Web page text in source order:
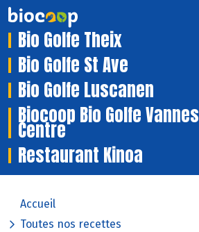
Bio Golfe Theix
Bio Golfe St Ave
Bio Golfe Luscanen
Biocoop Bio Golfe Vannes
Centre
Restaurant Kinoa
Accueil
Toutes nos recettes